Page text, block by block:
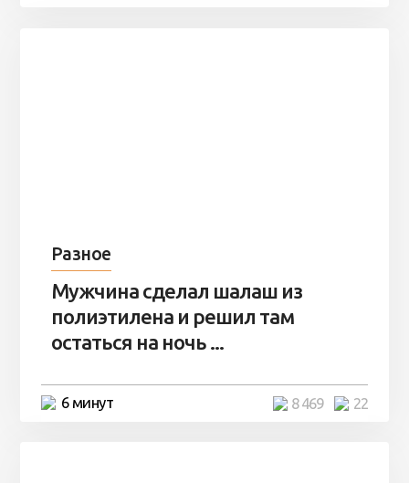
Разное
Мужчина сделал шалаш из
полиэтилена и решил там
остаться на ночь ...
6 минут 22
8 469